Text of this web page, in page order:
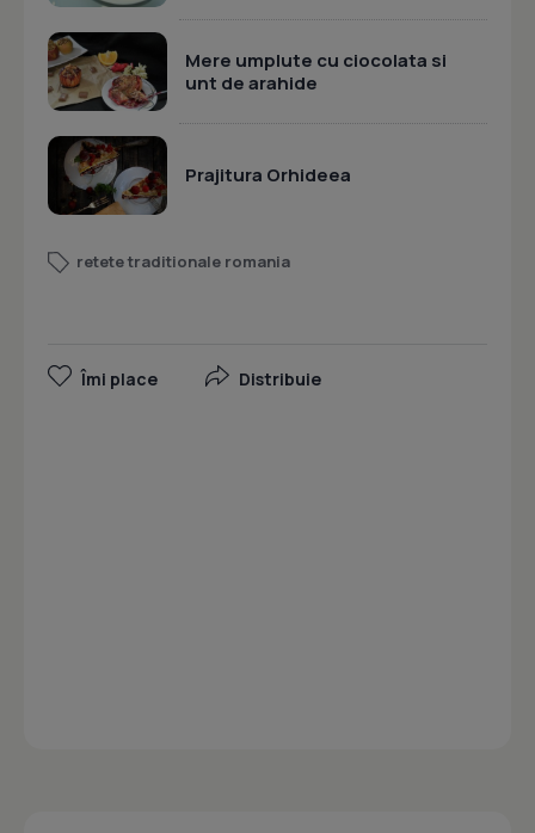
Mere umplute cu ciocolata si
unt de arahide
Prajitura Orhideea
retete traditionale romania
Îmi place Distribuie